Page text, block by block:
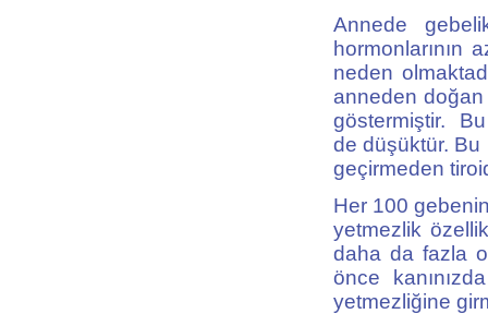
Annede
hormonlarının
neden
anneden doğan
göstermiştir.
de düşüktür. Bu
geçirmeden
Her 100
yetmezlik
daha da fazla
önce
yetmezliğine